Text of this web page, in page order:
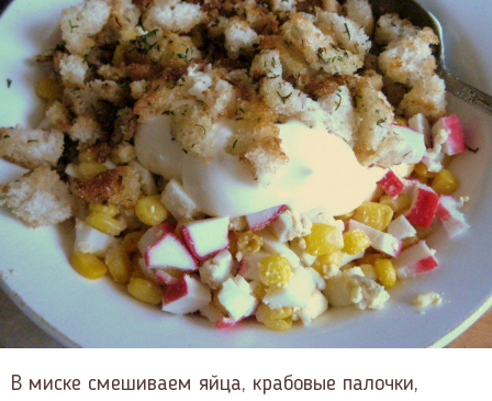
В миске смешиваем яйца, крабовые палочки,